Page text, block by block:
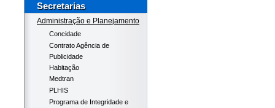
Secretarias
Administração e Planejamento
Concidade
Contrato Agência de
Publicidade
Habitação
Medtran
PLHIS
Programa de Integridade e